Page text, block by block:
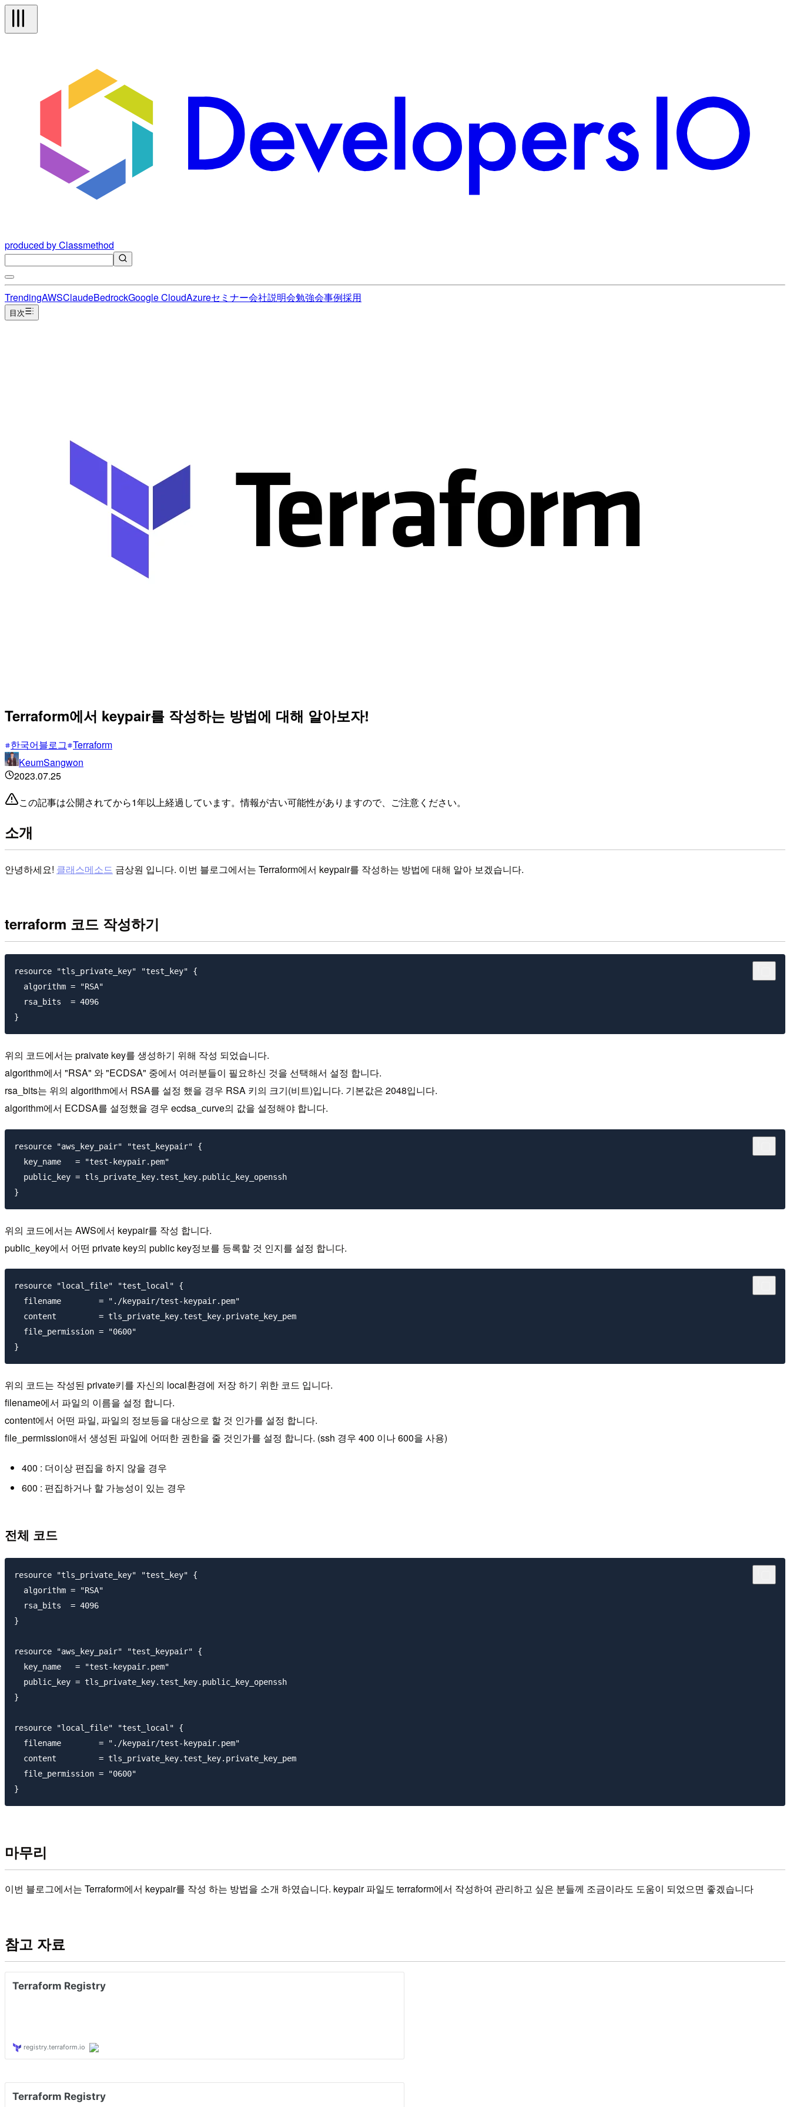
produced by Classmethod
TrendingAWSClaudeBedrockGoogle CloudAzureセミナー会社説明会勉強会事例採用
目次
Terraform에서 keypair를 작성하는 방법에 대해 알아보자!
한국어블로그 Terraform
KeumSangwon
2023.07.25
この記事は公開されてから1年以上経過しています。情報が古い可能性がありますので、ご注意ください。
소개
안녕하세요! 클래스메소드 금상원 입니다. 이번 블로그에서는 Terraform에서 keypair를 작성하는 방법에 대해 알아 보겠습니다.
terraform 코드 작성하기
resource "tls_private_key" "test_key" {
  algorithm = "RSA"
  rsa_bits  = 4096
위의 코드에서는 praivate key를 생성하기 위해 작성 되었습니다.
algorithm에서 "RSA" 와 "ECDSA" 중에서 여러분들이 필요하신 것을 선택해서 설정 합니다.
rsa_bits는 위의 algorithm에서 RSA를 설정 했을 경우 RSA 키의 크기(비트)입니다. 기본값은 2048입니다.
algorithm에서 ECDSA를 설정했을 경우 ecdsa_curve의 값을 설정해야 합니다.
resource "aws_key_pair" "test_keypair" {
  key_name   = "test-keypair.pem"
  public_key = tls_private_key.test_key.public_key_openssh
위의 코드에서는 AWS에서 keypair를 작성 합니다.
public_key에서 어떤 private key의 public key정보를 등록할 것 인지를 설정 합니다.
resource "local_file" "test_local" {
  filename        = "./keypair/test-keypair.pem"
  content         = tls_private_key.test_key.private_key_pem
  file_permission = "0600"
위의 코드는 작성된 private키를 자신의 local환경에 저장 하기 위한 코드 입니다.
filename에서 파일의 이름을 설정 합니다.
content에서 어떤 파일, 파일의 정보등을 대상으로 할 것 인가를 설정 합니다.
file_permission애서 생성된 파일에 어떠한 권한을 줄 것인가를 설정 합니다. (ssh 경우 400 이나 600을 사용)
400 : 더이상 편집을 하지 않을 경우
600 : 편집하거나 할 가능성이 있는 경우
전체 코드
resource "tls_private_key" "test_key" {
  algorithm = "RSA"
  rsa_bits  = 4096
}
resource "aws_key_pair" "test_keypair" {
  key_name   = "test-keypair.pem"
  public_key = tls_private_key.test_key.public_key_openssh
}
resource "local_file" "test_local" {
  filename        = "./keypair/test-keypair.pem"
  content         = tls_private_key.test_key.private_key_pem
  file_permission = "0600"
마무리
이번 블로그에서는 Terraform에서 keypair를 작성 하는 방법을 소개 하였습니다. keypair 파일도 terraform에서 작성하여 관리하고 싶은 분들께 조금이라도 도움이 되었으면 좋겠습니다
참고 자료